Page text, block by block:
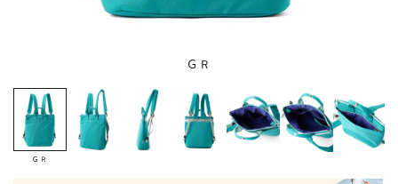
ＧＲ
ＧＲ